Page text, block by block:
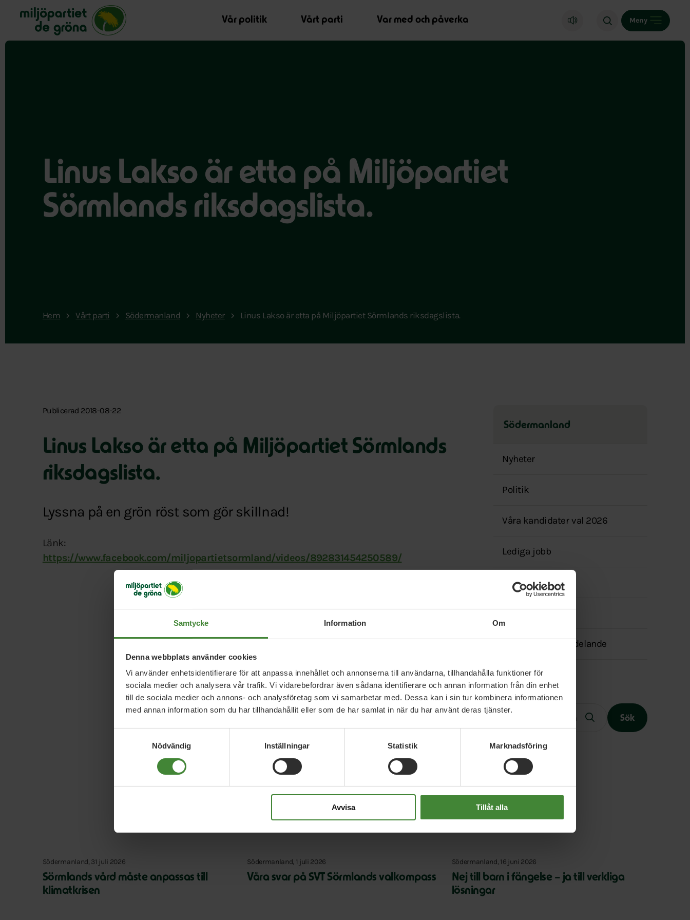
Samtycke Information Om
Denna webbplats använder cookies
Vi använder enhetsidentifierare för att anpassa innehållet och annonserna till användarna, tillhandahålla funktioner för
sociala medier och analysera vår trafik. Vi vidarebefordrar även sådana identifierare och annan information från din enhet
till de sociala medier och annons- och analysföretag som vi samarbetar med. Dessa kan i sin tur kombinera informationen
med annan information som du har tillhandahållit eller som de har samlat in när du har använt deras tjänster.
Nödvändig
Inställningar Statistik Marknadsföring
Avvisa Tillåt alla
Miljöpartiet de gröna, startsida
Vår politik
Vårt parti Var med och påverka Meny
Linus Lakso är etta på Miljöpartiet
Sörmlands riksdagslista.
Hem Vårt parti Södermanland Nyheter Linus Lakso är etta på Miljöpartiet Sörmlands riksdagslista.
Publicerad 2018-08-22
Linus Lakso är etta på Miljöpartiet Sörmlands
riksdagslista.
Lyssna på en grön röst som gör skillnad!
Länk:
https://www.facebook.com/miljopartietsormland/videos/892831454250589/
Södermanland
över
menyn
Nyheter
Politik
Våra kandidater val 2026
Lediga jobb
Facebook
Bli medlem
Transparensmeddelande
Fritext
Sök
Slutet på menyn
Relaterade nyheter
Södermanland, 31 juli 2026
Sörmlands vård måste anpassas till
klimatkrisen
Södermanland, 1 juli 2026
Våra svar på SVT Sörmlands valkompass
Södermanland, 16 juni 2026
Nej till barn i fängelse – ja till verkliga
lösningar